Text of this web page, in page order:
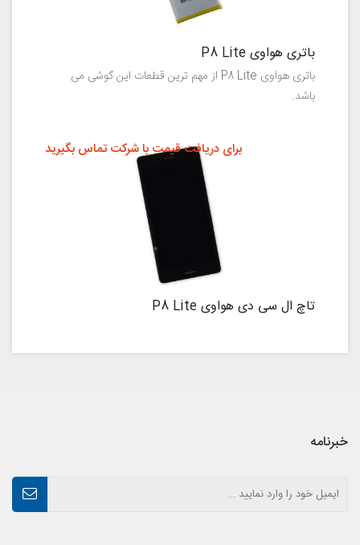
باتری هواوی P8 Lite
باتری هوآوی P8 Lite از مهم ترین قطعات این گوشی می
باشد.
تاچ ال سی دی هواوی P8 Lite
برای دریافت قیمت با شرکت تماس بگیرید
خبرنامه